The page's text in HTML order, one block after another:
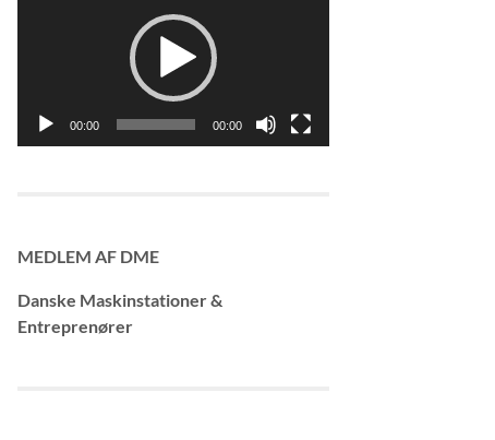
00:00 00:00
MEDLEM AF DME
Danske Maskinstationer &
Entreprenører